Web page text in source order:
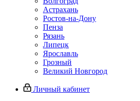
Астрахань
Ростов-на-Дону
Пенза
Рязань
Липецк
Ярославль
Грозный
Великий Новгород
Личный кабинет